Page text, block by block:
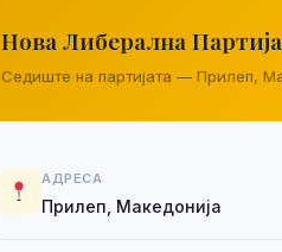
Нова Либерална Партија
Седиште на партијата — Прилеп,
АДРЕСА
Прилеп, Македонија